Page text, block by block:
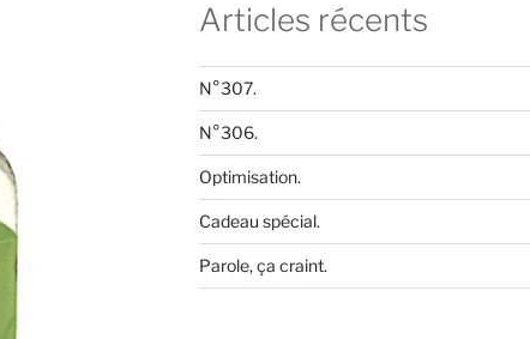
Articles récents
N°307.
N°306.
Optimisation.
Cadeau spécial.
Parole, ça craint.